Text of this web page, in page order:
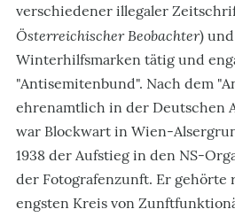
verschiedener illegaler
Österreichischer Beobachter)
Winterhilfsmarken tätig und
"Antisemitenbund". Nach dem
ehrenamtlich in der Deutschen
war Blockwart in Wien-
1938 der Aufstieg in den NS-
der Fotografenzunft. Er gehörte
engsten Kreis von